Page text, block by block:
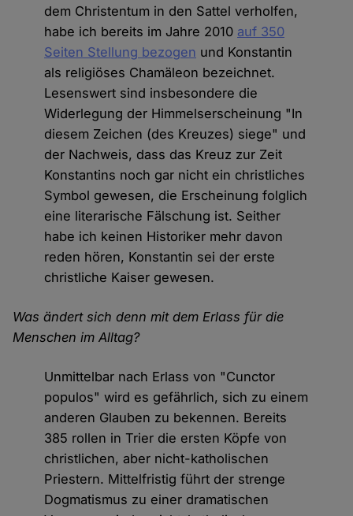
dem Christentum in den Sattel verholfen,
habe ich bereits im Jahre 2010 auf 350
Seiten Stellung bezogen und Konstantin
als religiöses Chamäleon bezeichnet.
Lesenswert sind insbesondere die
Widerlegung der Himmelserscheinung "In
diesem Zeichen (des Kreuzes) siege" und
der Nachweis, dass das Kreuz zur Zeit
Konstantins noch gar nicht ein christliches
Symbol gewesen, die Erscheinung folglich
eine literarische Fälschung ist. Seither
habe ich keinen Historiker mehr davon
reden hören, Konstantin sei der erste
christliche Kaiser gewesen.
Was ändert sich denn mit dem Erlass für die
Menschen im Alltag?
Unmittelbar nach Erlass von "Cunctor
populos" wird es gefährlich, sich zu einem
anderen Glauben zu bekennen. Bereits
385 rollen in Trier die ersten Köpfe von
christlichen, aber nicht-katholischen
Priestern. Mittelfristig führt der strenge
Dogmatismus zu einer dramatischen